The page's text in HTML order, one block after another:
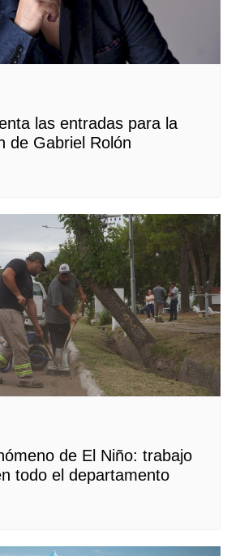
las entradas para la
de Gabriel Rolón
de El Niño: trabajo
todo el departamento